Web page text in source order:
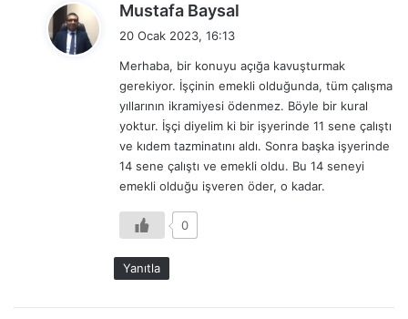
Mustafa Baysal
i
k
i
:
20 Ocak 2023, 16:13
Merhaba, bir konuyu açığa kavuşturmak
gerekiyor. İşçinin emekli olduğunda, tüm çalışma
yıllarının ikramiyesi ödenmez. Böyle bir kural
yoktur. İşçi diyelim ki bir işyerinde 11 sene çalıştı
ve kıdem tazminatını aldı. Sonra başka işyerinde
14 sene çalıştı ve emekli oldu. Bu 14 seneyi
emekli olduğu işveren öder, o kadar.
0
Yanıtla